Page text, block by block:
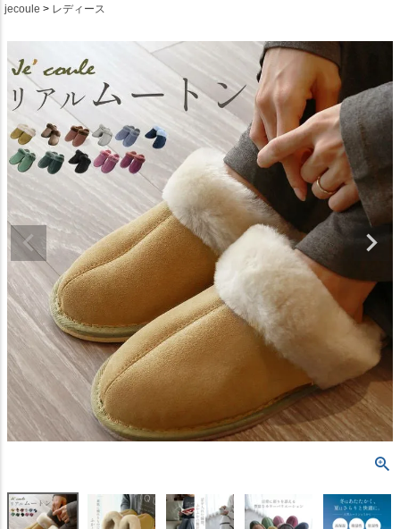
jecoule レディース